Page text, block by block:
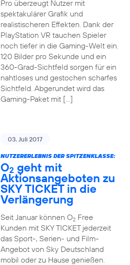
Pro überzeugt Nutzer mit
spektakulärer Grafik und
realistischeren Effekten. Dank der
PlayStation VR tauchen Spieler
noch tiefer in die Gaming-Welt ein.
120 Bilder pro Sekunde und ein
360-Grad-Sichtfeld sorgen für ein
nahtloses und gestochen scharfes
Sichtfeld. Abgerundet wird das
Gaming-Paket mit […]
03. Juli 2017
NUTZERERLEBNIS DER SPITZENKLASSE:
O2 geht mit
Aktionsangeboten zu
SKY TICKET in die
Verlängerung
Seit Januar können O2Free
Kunden mit SKY TICKET jederzeit
das Sport-, Serien- und Film-
Angebot von Sky Deutschland
mobil oder zu Hause genießen.